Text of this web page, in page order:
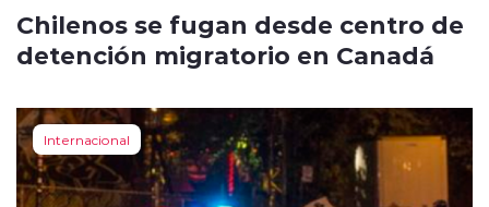
Chilenos se fugan desde centro de
detención migratorio en Canadá
Internacional